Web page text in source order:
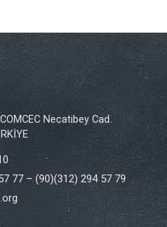
Necatibey Cad.
77 – (90)(312) 294 57 79